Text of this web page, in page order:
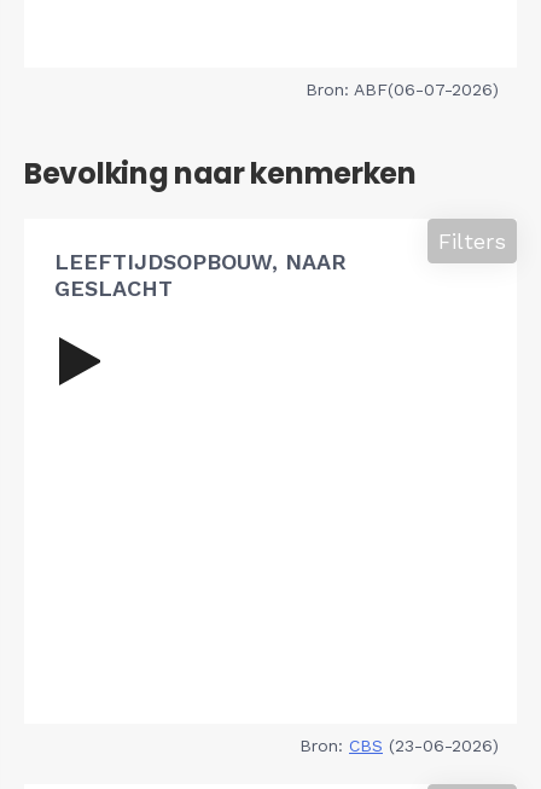
Bron: ABF(06-07-2026)
Bevolking naar kenmerken
LEEFTIJDSOPBOUW, NAAR
GESLACHT
Filters
Bron: CBS (23-06-2026)